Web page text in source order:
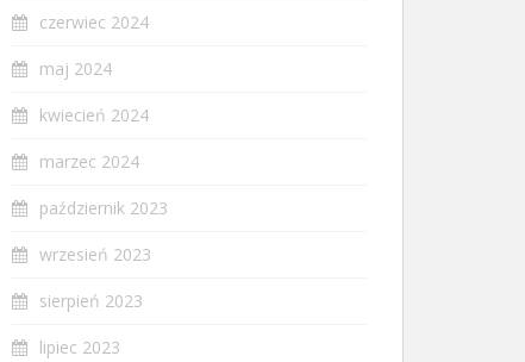
czerwiec 2024
maj 2024
kwiecień 2024
marzec 2024
październik 2023
wrzesień 2023
sierpień 2023
lipiec 2023